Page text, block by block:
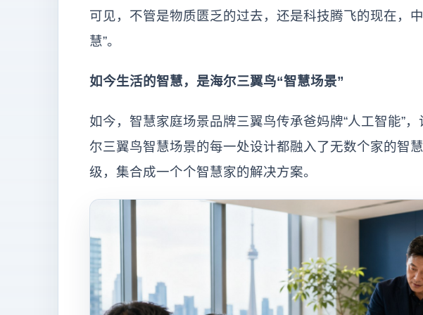
可见，不管是物质匮乏的过去，还是科技腾飞的现在，
慧”。
如今生活的智慧，是海尔三翼鸟“智慧场景”
如今，智慧家庭场景品牌三翼鸟传承爸妈牌“人工智能”
尔三翼鸟智慧场景的每一处设计都融入了无数个家的智
级，集合成一个个智慧家的解决方案。